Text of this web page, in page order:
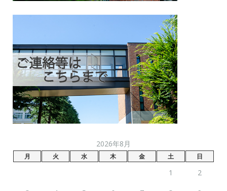
2026年8月
月 火 水 木 金 土 日
1 2